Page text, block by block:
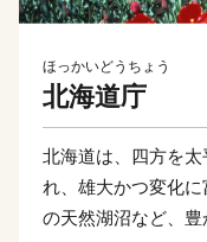
ほっかいどうちょう
北海道庁
北海道は、四方を
れ、雄大かつ変化
の天然湖沼など、